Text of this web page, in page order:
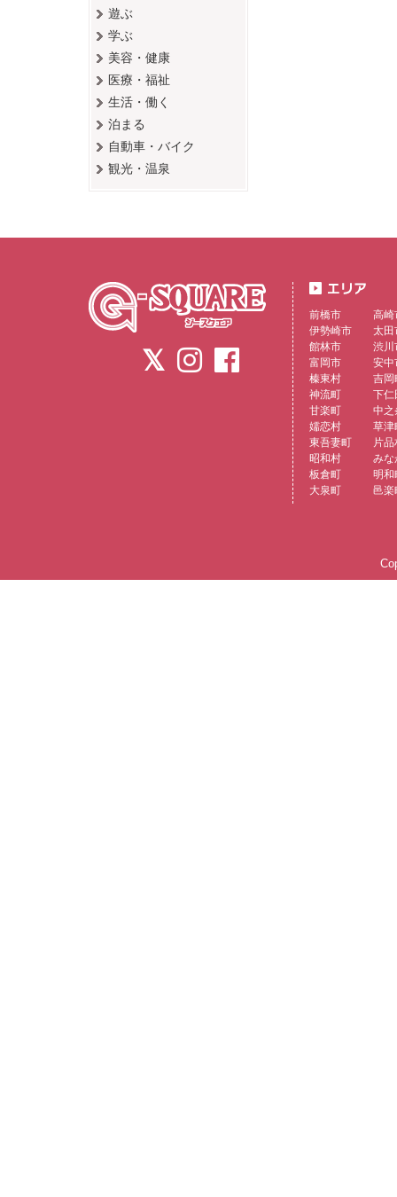
遊ぶ
学ぶ
美容・健康
医療・福祉
生活・働く
泊まる
自動車・バイク
観光・温泉
前橋市
高崎
伊勢崎市
太田
館林市
渋川
富岡市
安中
榛東村
吉岡
神流町
下仁
甘楽町
中之
嬬恋村
草津
東吾妻町
片品
昭和村
みな
板倉町
明和
大泉町
邑楽